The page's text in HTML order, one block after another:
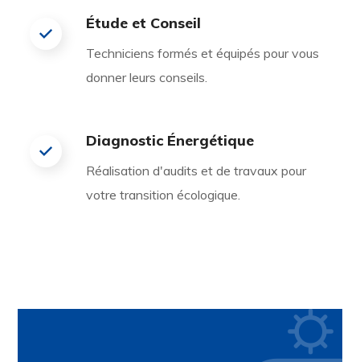
Étude et Conseil
Techniciens formés et équipés pour vous
donner leurs conseils.
Diagnostic Énergétique
Réalisation d'audits et de travaux pour
votre transition écologique.